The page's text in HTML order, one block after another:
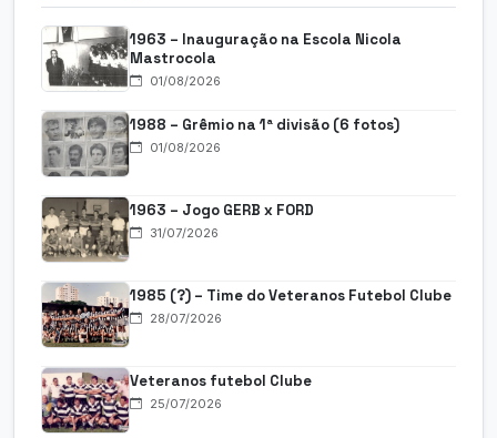
1963 – Inauguração na Escola Nicola
Mastrocola
01/08/2026
1988 – Grêmio na 1ª divisão (6 fotos)
01/08/2026
1963 – Jogo GERB x FORD
31/07/2026
1985 (?) – Time do Veteranos Futebol Clube
28/07/2026
Veteranos futebol Clube
25/07/2026